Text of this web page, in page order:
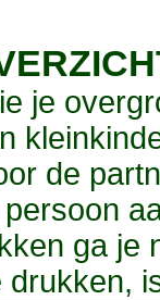
je
de
ga je